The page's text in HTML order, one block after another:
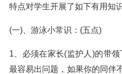
特点对学生开展了如下有用知
(一)、游泳小常识：(五点)
1、必须在家长(监护人)的带
最容易出问题，如果你的同伴